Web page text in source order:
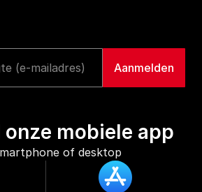
onze mobiele app
of desktop